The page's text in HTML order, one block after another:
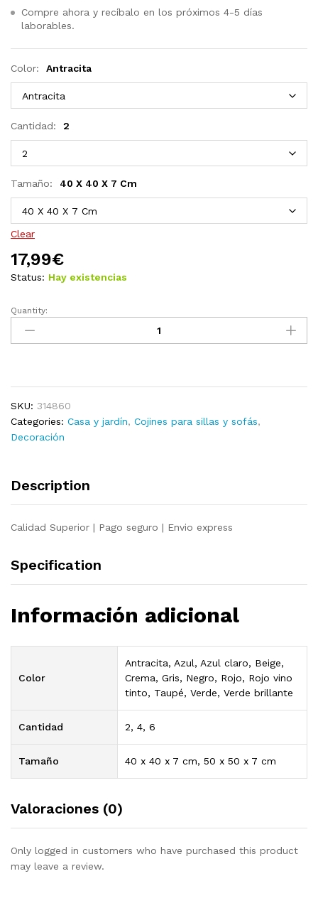
Compre ahora y recíbalo en los próximos 4-5 días
laborables.
Color: Antracita
Cantidad: 2
Tamaño: 40 X 40 X 7 Cm
Clear
17,99€
Status: Hay existencias
Cojines
silla
gris
antracita
40x40x7
Quantity:
SKU: 314860
Categories: Casa y jardín, Cojines para sillas y sofás,
Decoración
Description
Calidad Superior | Pago seguro | Envio express
Specification
Información adicional
Color
Antracita, Azul, Azul claro, Beige,
Crema, Gris, Negro, Rojo, Rojo vino
tinto, Taupé, Verde, Verde brillante
Cantidad 2, 4, 6
Tamaño 40 x 40 x 7 cm, 50 x 50 x 7 cm
Valoraciones (0)
Only logged in customers who have purchased this product
may leave a review.